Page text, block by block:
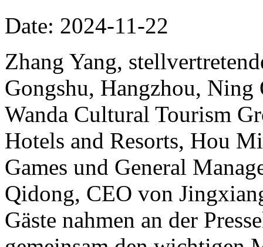
Date: 2024-11-22
Zhang Yang,
Gongshu, Hangzhou,
Wanda Cultural Tourism
Hotels and Resorts, Hou
Games und General
Qidong, CEO von
Gäste nahmen an der